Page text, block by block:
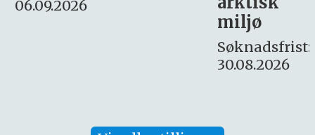
Søknadsfrist:
16. august.